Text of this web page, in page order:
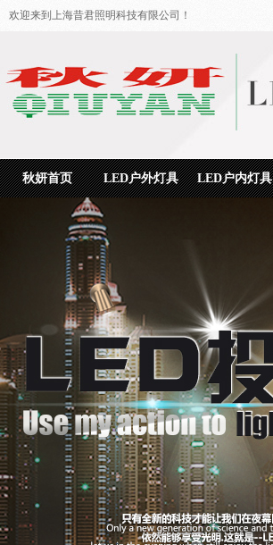
欢迎来到上海昔君照明科技有限公司！
秋妍首页 LED户外灯具 LED户内灯具